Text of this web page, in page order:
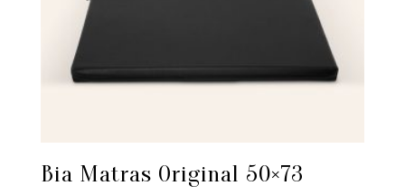
Bia Matras Original 50×73